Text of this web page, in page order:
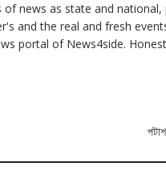
of news as state and
and the real and fresh
portal of News4side.